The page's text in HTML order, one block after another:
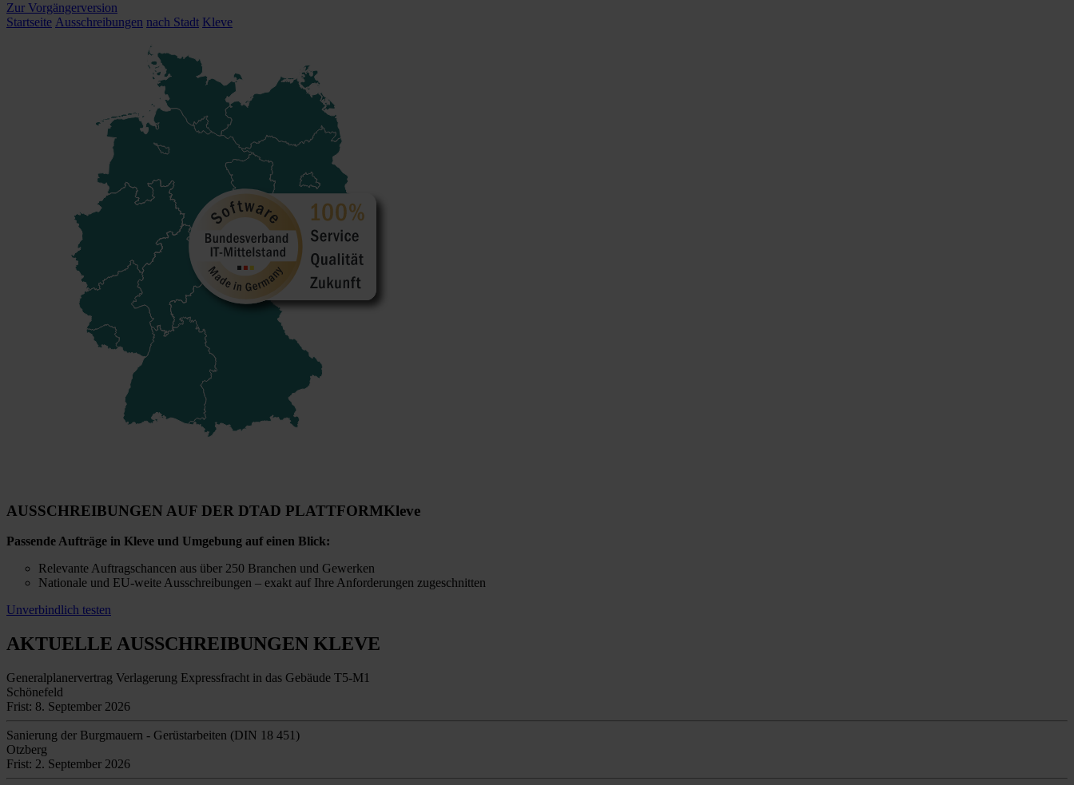
Zur Vorgängerversion
Startseite Ausschreibungen nach Stadt Kleve
AUSSCHREIBUNGEN AUF DER DTAD PLATTFORMKleve
Passende Aufträge in Kleve und Umgebung auf einen Blick:
Relevante Auftragschancen aus über 250 Branchen und Gewerken
Nationale und EU-weite Ausschreibungen – exakt auf Ihre Anforderungen zugeschnitten
Unverbindlich testen
AKTUELLE AUSSCHREIBUNGEN KLEVE
Generalplanervertrag Verlagerung Expressfracht in das Gebäude T5-M1
Schönefeld
Frist: 8. September 2026
Sanierung der Burgmauern - Gerüstarbeiten (DIN 18 451)
Otzberg
Frist: 2. September 2026